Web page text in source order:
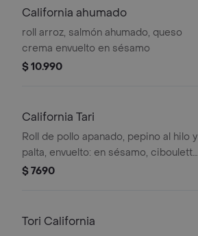
palitos, 1 soya y 1 teriyaki.
California ahumado
roll arroz, salmón ahumado, queso
crema envuelto en sésamo
$ 10.990
California Tari
Roll de pollo apanado, pepino al hilo y
palta, envuelto: en sésamo, ciboulette
o masago, con salsa tari
$ 7690
Tori California